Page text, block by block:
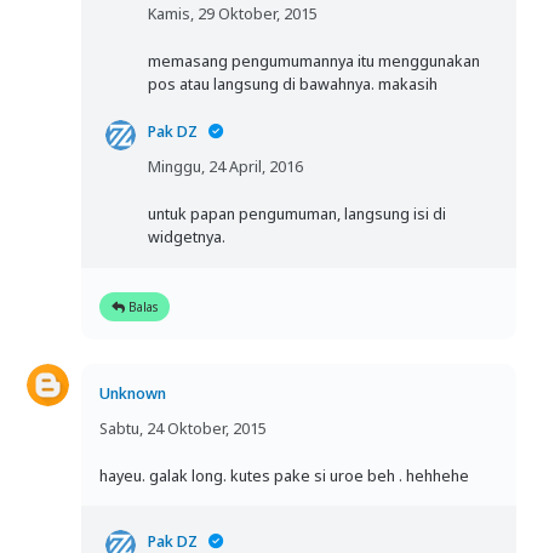
Kamis, 29 Oktober, 2015
memasang pengumumannya itu menggunakan
pos atau langsung di bawahnya. makasih
Pak DZ
Minggu, 24 April, 2016
untuk papan pengumuman, langsung isi di
widgetnya.
Balas
Unknown
Sabtu, 24 Oktober, 2015
hayeu. galak long. kutes pake si uroe beh . hehhehe
Pak DZ